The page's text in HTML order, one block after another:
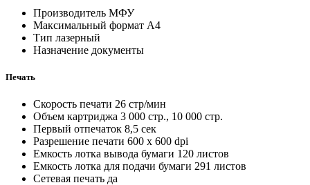
Производитель МФУ
Максимальный формат A4
Тип лазерный
Назначение документы
Печать
Скорость печати 26 стр/мин
Объем картриджа 3 000 стр., 10 000 стр.
Первый отпечаток 8,5 cек
Разрешение печати 600 x 600 dpi
Емкость лотка вывода бумаги 120 листов
Емкость лотка для подачи бумаги 291 листов
Сетевая печать да